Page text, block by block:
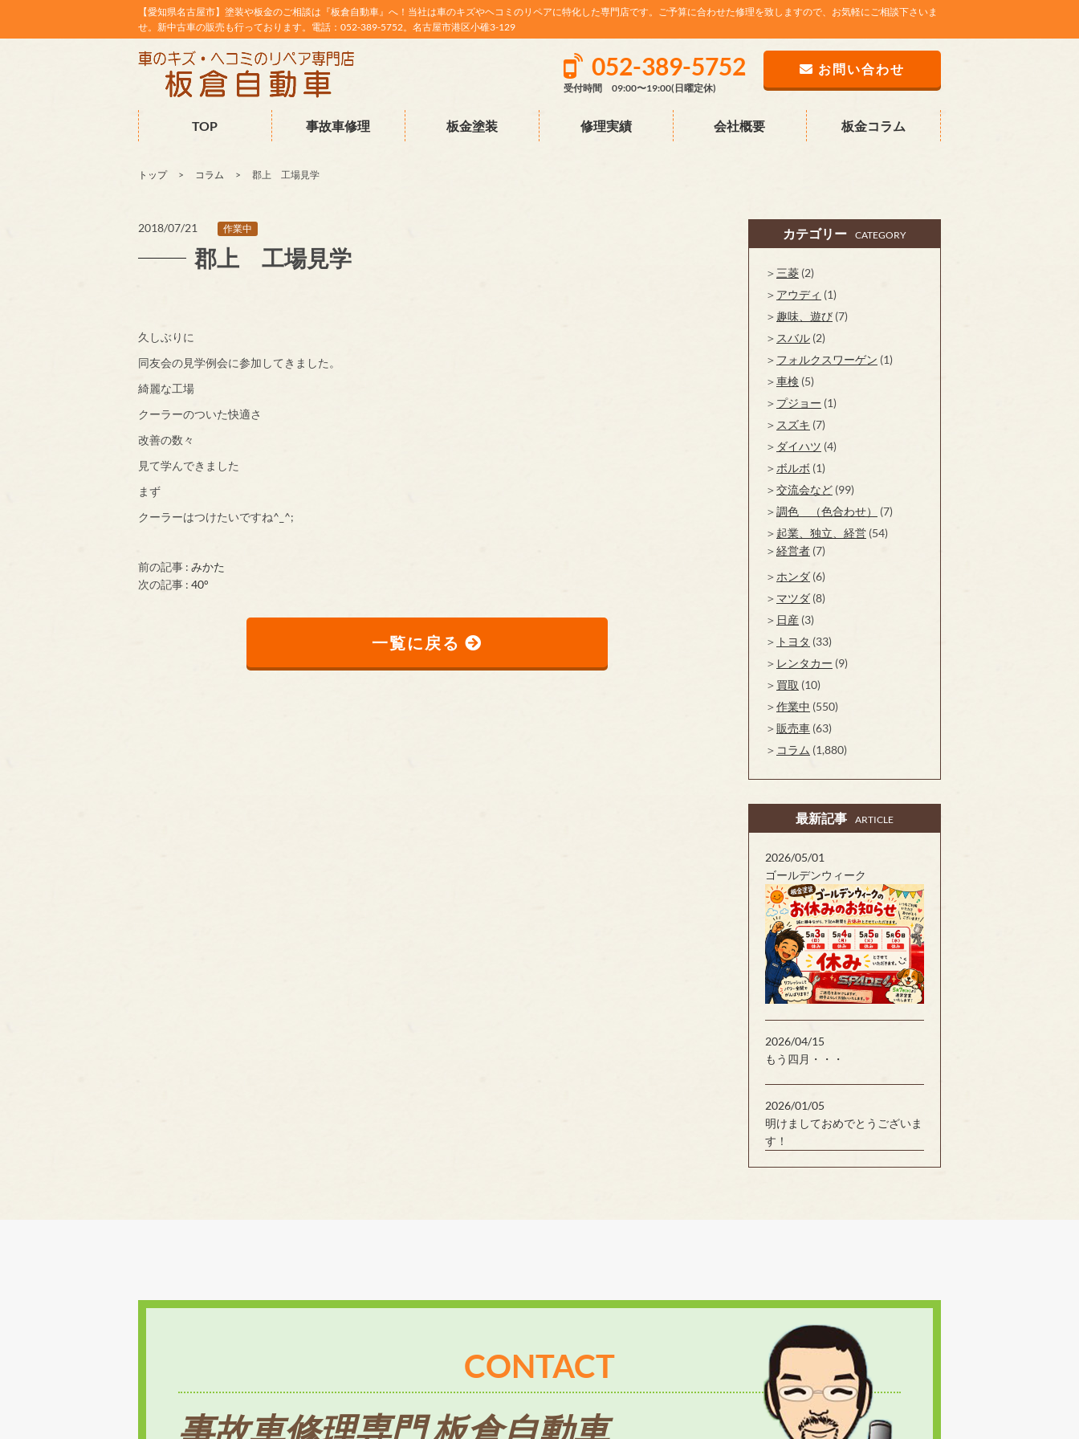
【愛知県名古屋市】塗装や板金のご相談は『板倉自動車』へ！当社は車のキズやヘコミのリペアに特化した専門店です。ご予算に合わせた修理を致しますので、お気軽にご相談下さいま
せ。新中古車の販売も行っております。電話：052-389-5752。名古屋市港区小碓3-129
052-389-5752
受付時間 09:00〜19:00(日曜定休)
お問い合わせ
TOP 事故車修理 板金塗装 修理実績 会社概要 板金コラム
トップ コラム 郡上 工場見学
2018/07/21 作業中
郡上 工場見学
久しぶりに
同友会の見学例会に参加してきました。
綺麗な工場
クーラーのついた快適さ
改善の数々
見て学んできました
まず
クーラーはつけたいですね^_^;
前の記事 : みかた
次の記事 : 40°
一覧に戻る
カテゴリー CATEGORY
三菱 (2)
アウディ (1)
趣味、遊び (7)
スバル (2)
フォルクスワーゲン (1)
車検 (5)
プジョー (1)
スズキ (7)
ダイハツ (4)
ボルボ (1)
交流会など (99)
調色 （色合わせ）
(7)
起業、独立、経営 (54)
経営者 (7)
ホンダ (6)
マツダ (8)
日産 (3)
トヨタ (33)
レンタカー (9)
買取 (10)
作業中 (550)
販売車 (63)
コラム (1,880)
最新記事 ARTICLE
2026/05/01
ゴールデンウィーク
2026/04/15
もう四月・・・
2026/01/05
明けましておめでとうございま
す！
CONTACT
事故車修理専門 板倉自動車